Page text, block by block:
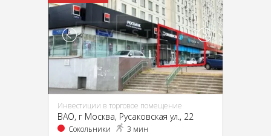
Инвестиции в торговое помещение
ВАО, г Москва, Русаковская ул., 22
Сокольники 3 мин